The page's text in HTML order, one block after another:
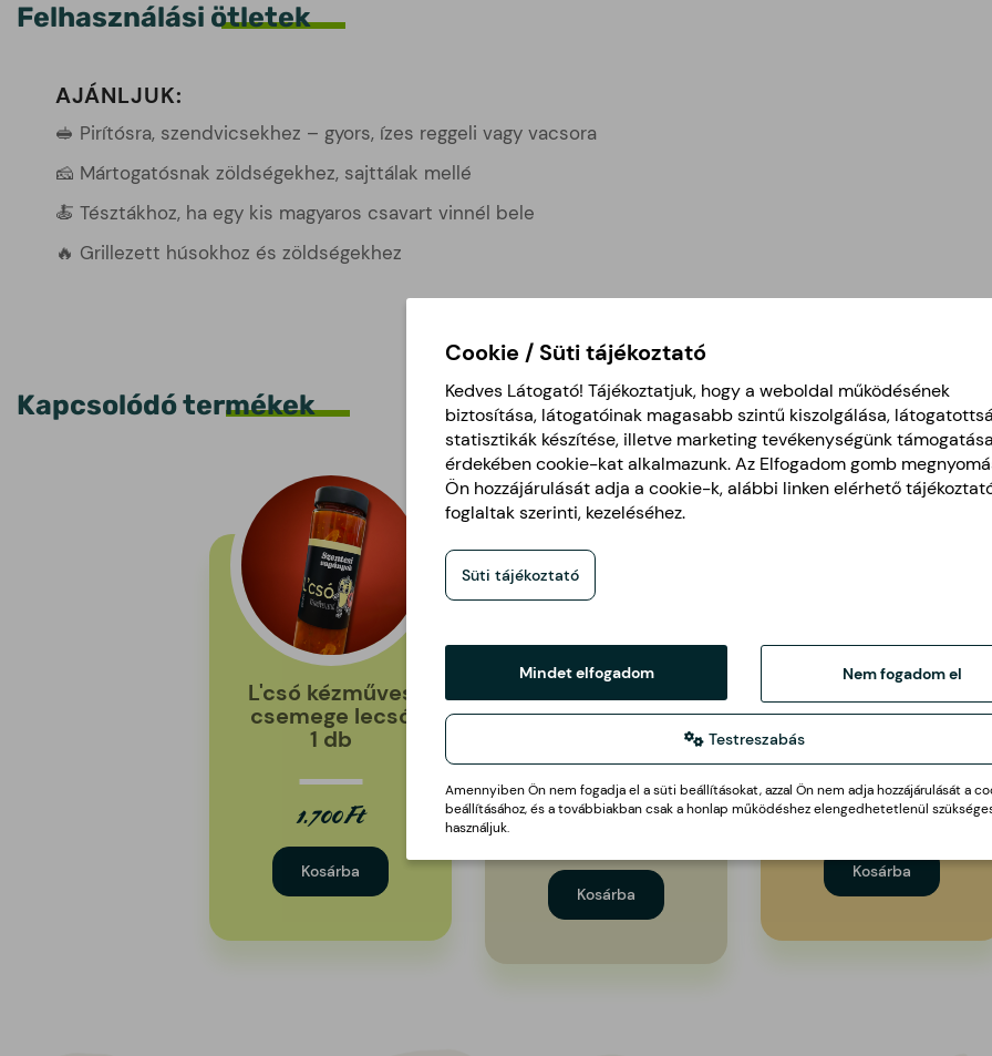
Felhasználási ötletek
AJÁNLJUK:
🥪 Pirítósra, szendvicsekhez – gyors, ízes reggeli vagy vacsora
🧀 Mártogatósnak zöldségekhez, sajttálak mellé
🍝 Tésztákhoz, ha egy kis magyaros csavart vinnél bele
🔥 Grillezett húsokhoz és zöldségekhez
Kapcsolódó termékek
L'csó kézműves
csemege lecsó
1 db
1.700 Ft
Kosárba
Fokhagymás-
zöldfűszeres
1 db
Kosárba
pikáns lecsó
1.700 Ft
Kosárba
Cookie / Süti tájékoztató
Kedves Látogató! Tájékoztatjuk, hogy a weboldal működésének
biztosítása, látogatóinak magasabb szintű kiszolgálása,
statisztikák készítése, illetve marketing tevékenységünk támogatása
érdekében cookie-kat alkalmazunk. Az Elfogadom gomb
Ön hozzájárulását adja a cookie-k, alábbi linken elérhető
foglaltak szerinti, kezeléséhez.
Süti tájékoztató
Mindet elfogadom Nem fogadom el
Testreszabás
Amennyiben Ön nem fogadja el a süti beállításokat, azzal Ön nem adja hozzájárulását a
beállításához, és a továbbiakban csak a honlap működéshez elengedhetetlenül
használjuk.